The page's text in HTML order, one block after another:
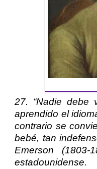
27. “Nadie debe
aprendido el
contrario se
bebé, tan
Emerson (1803-
estadounidense.